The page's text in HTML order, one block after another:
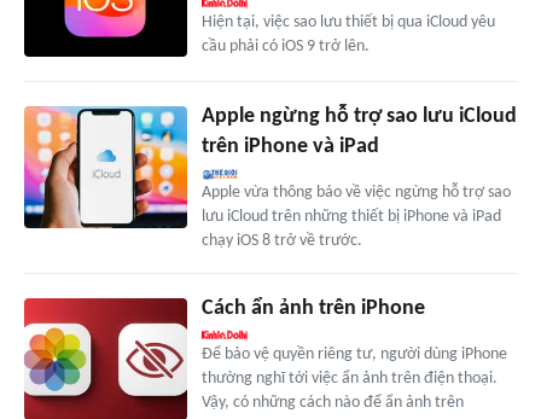
Hiện tại, việc sao lưu thiết bị qua iCloud yêu
cầu phải có iOS 9 trở lên.
Apple ngừng hỗ trợ sao lưu iCloud
trên iPhone và iPad
Apple vừa thông báo về việc ngừng hỗ trợ sao
lưu iCloud trên những thiết bị iPhone và iPad
chạy iOS 8 trở về trước.
Cách ẩn ảnh trên iPhone
Để bảo vệ quyền riêng tư, người dùng iPhone
thường nghĩ tới việc ẩn ảnh trên điện thoại.
Vậy, có những cách nào để ẩn ảnh trên